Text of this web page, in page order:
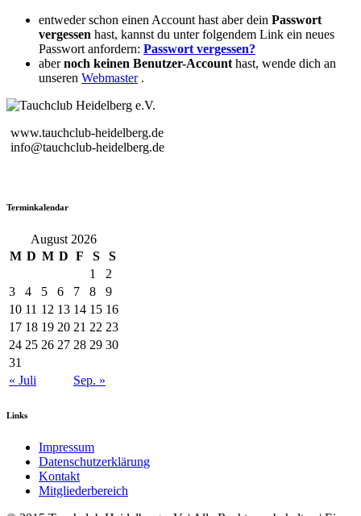
entweder schon einen Account hast aber dein Passwort
vergessen hast, kannst du unter folgendem Link ein neues
Passwort anfordern: Passwort vergessen?
abernoch keinen Benutzer-Account hast, wende dich an
unseren Webmaster.
www.tauchclub-heidelberg.de
info@tauchclub-heidelberg.de
Terminkalendar
August 2026
M D M D F S
S
1
2
3
4 5 6 7 8
9
10 11 12 13 14 15 16
17 18 19 20 21 22 23
24 25 26 27 28 29 30
31
« Juli
Sep. »
Links
Impressum
Datenschutzerklärung
Kontakt
Mitgliederbereich